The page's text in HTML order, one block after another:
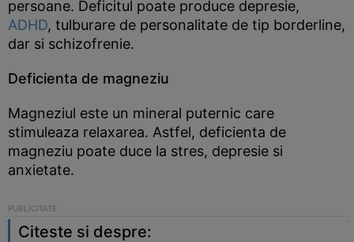
persoane. Deficitul poate produce depresie,
ADHD, tulburare de personalitate de tip borderline,
dar si schizofrenie.
Deficienta de magneziu
Magneziul este un mineral puternic care
stimuleaza relaxarea. Astfel, deficienta de
magneziu poate duce la stres, depresie si
anxietate.
Citeste si despre: